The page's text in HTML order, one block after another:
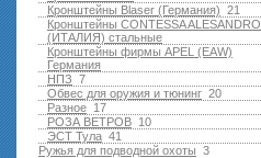
21
Кронштейны Blaser (Германия)
Кронштейны CONTESSA ALESANDRO
(ИТАЛИЯ) стальные
Кронштейны фирмы APEL (EAW)
Германия
7
НПЗ
20
Обвес для оружия и тюнинг
17
Разное
10
РОЗА ВЕТРОВ
41
ЭСТ Тула
3
Ружья для подводной оxоты